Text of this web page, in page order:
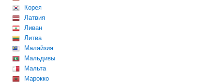
Корея
Латвия
Ливан
Литва
Малайзия
Мальдивы
Мальта
Марокко